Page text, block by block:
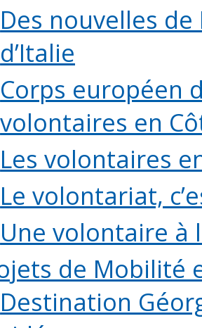
Des nouvelles
d’Italie
Corps européen
volontaires en
Les volontaires
Le volontariat,
Une volontaire à
de Mobilité
Destination